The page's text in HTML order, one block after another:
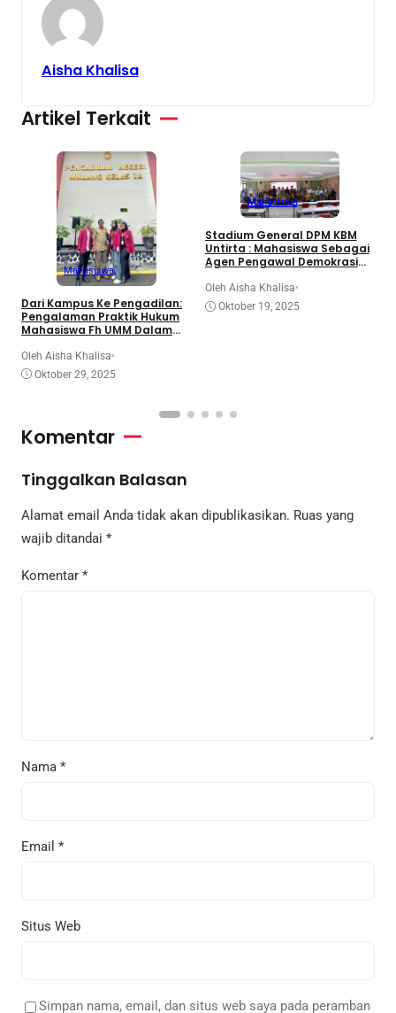
Aisha Khalisa
Artikel Terkait
Mahasiswa
Dari Kampus Ke Pengadilan:
Pengalaman Praktik Hukum
Mahasiswa Fh UMM Dalam
Oleh Aisha Khalisa•
Oktober 29, 2025
Mahasiswa
Stadium General DPM KBM
Untirta : Mahasiswa Sebagai
Agen Pengawal Demokrasi
Nasional
Oleh Aisha Khalisa•
Oktober 19, 2025
Komentar
Tinggalkan Balasan
Alamat email Anda tidak akan dipublikasikan. Ruas yang
wajib ditandai *
Komentar *
Nama *
Email *
Situs Web
Simpan nama, email, dan situs web saya pada peramban